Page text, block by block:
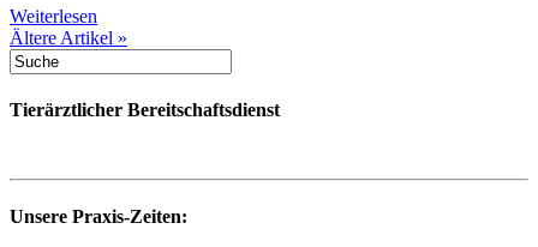
Weiterlesen
Ältere Artikel »
Tierärztlicher Bereitschaftsdienst
Unsere Praxis-Zeiten: